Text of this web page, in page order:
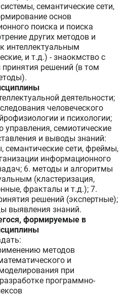
семантические сети,
основ
поиска и поиска
других методов и
интеллектуальным
и т.д.) - знаокмство с
решений (в том
деятельности;
человеческого
и психологии;
управления, семиотические
и выводы знаний:
семантические сети, фреймы,
информационного
6. методы и алгоритмы
(кластеризация,
фракталы и т.д.); 7.
решений (экспертные);
выявления знаний.
формируемые в
методов
и
при
программно-